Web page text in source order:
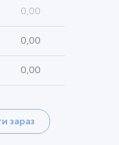
0,00
0,00
0,00
зараз